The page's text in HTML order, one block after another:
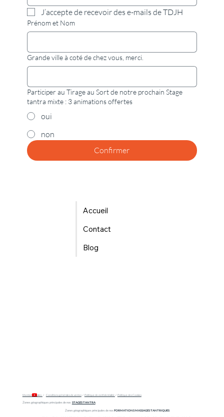
J’accepte de recevoir des e-mails de TDJH
Prénom et Nom
Grande ville à coté de chez vous, merci.
Participer au Tirage au Sort de notre prochain Stage
tantra mixte : 3 animations offertes
oui
non
Confirmer
Accueil
Contact
Blog
Mentions légales / Conditions générales de ventes/ Politique de confidentialité / Politique des Cookies
Zones géographiques principales de nos STAGES TANTRA
Zones géographiques principales de nos FORMATIONS MASSAGES TANTRIQUES